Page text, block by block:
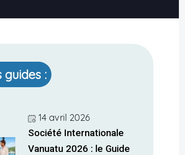
guides :
14 avril 2026
Société Internationale
Vanuatu 2026 : le Guide